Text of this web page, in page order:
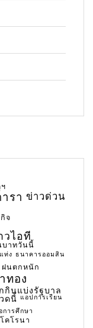
รา ข่าวด่วน
จ
วไอที
บาทวันนี้
ท่ง ธนาคารออมสิน
ฝนตกหนัก
ทอง
กินแบ่งรัฐบาล
ดนี้ แอปการเรียน
การศึกษา
คโรนา